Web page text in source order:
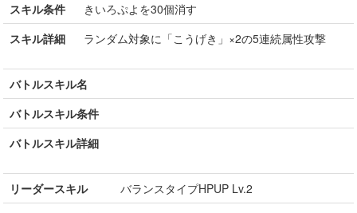
スキル条件
きいろぷよを30個消す
スキル詳細
ランダム対象に「こうげき」×2の5連続属性攻撃
バトルスキル名
バトルスキル条件
バトルスキル詳細
リーダースキル
バランスタイプHPUP Lv.2